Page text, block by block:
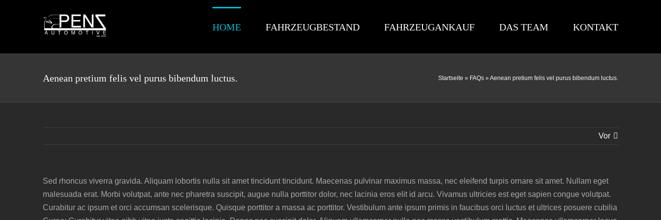
HOME FAHRZEUGBESTAND FAHRZEUGANKAUF DAS TEAM KONTAKT
Aenean pretium felis vel purus bibendum luctus. Startseite » FAQs » Aenean pretium felis vel purus bibendum luctus.
Vor
Sed rhoncus viverra gravida. Aliquam lobortis nulla sit amet tincidunt tincidunt. Maecenas pulvinar maximus massa, nec eleifend turpis ornare sit amet. Nullam eget
malesuada erat. Morbi volutpat, ante nec pharetra suscipit, augue nulla porttitor dolor, nec lacinia eros elit id arcu. Vivamus ultricies est eget sapien congue volutpat.
Curabitur ac ipsum et orci accumsan scelerisque. Quisque porttitor a massa ac porttitor. Vestibulum ante ipsum primis in faucibus orci luctus et ultrices posuere cubilia